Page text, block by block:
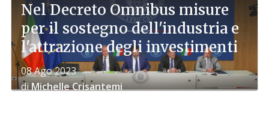
Nel Decreto Omnibus misure
per il sostegno dell'industria e
l'attrazione degli investimenti
08 Ago 2023
diMichelle Crisantemi